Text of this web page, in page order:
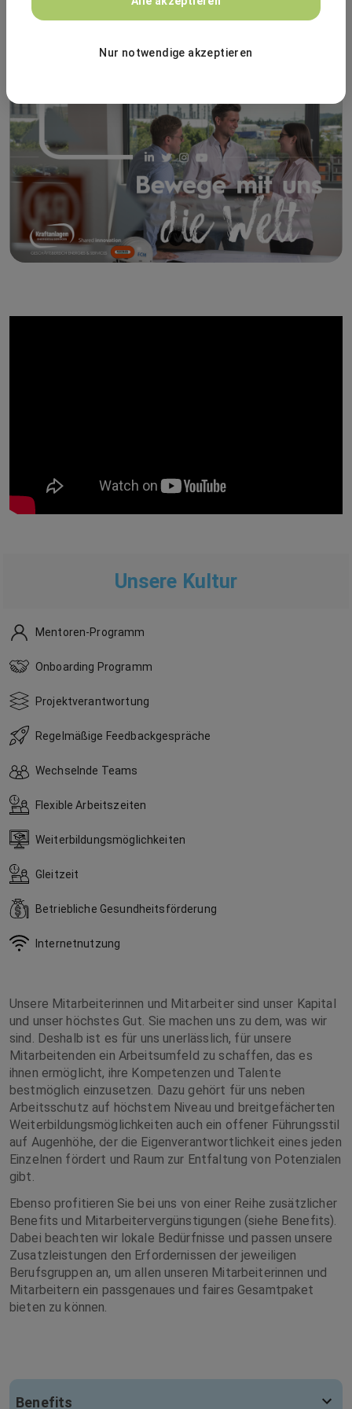
Karriereportal
Unsere Kultur
Mentoren-Programm
Onboarding Programm
Projektverantwortung
Regelmäßige Feedbackgespräche
Wechselnde Teams
Flexible Arbeitszeiten
Weiterbildungsmöglichkeiten
Gleitzeit
Betriebliche Gesundheitsförderung
Internetnutzung
Unsere Mitarbeiterinnen und Mitarbeiter sind unser Kapital
und unser höchstes Gut. Sie machen uns zu dem, was wir
sind. Deshalb ist es für uns unerlässlich, für unsere
Mitarbeitenden ein Arbeitsumfeld zu schaffen, das es
ihnen ermöglicht, ihre Kompetenzen und Talente
bestmöglich einzusetzen. Dazu gehört für uns neben
Arbeitsschutz auf höchstem Niveau und breitgefächerten
Weiterbildungsmöglichkeiten auch ein offener Führungsstil
auf Augenhöhe, der die Eigenverantwortlichkeit eines jeden
Einzelnen fördert und Raum zur Entfaltung von Potenzialen
gibt.
Ebenso profitieren Sie bei uns von einer Reihe zusätzlicher
Benefits und Mitarbeitervergünstigungen (siehe Benefits).
Dabei beachten wir lokale Bedürfnisse und passen unsere
Zusatzleistungen den Erfordernissen der jeweiligen
Berufsgruppen an, um allen unseren Mitarbeiterinnen und
Mitarbeitern ein passgenaues und faires Gesamtpaket
bieten zu können.
Benefits
Nur notwendige akzeptieren